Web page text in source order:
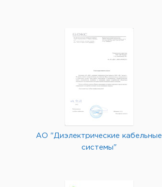
АО "Диэлектрические кабельные
системы"